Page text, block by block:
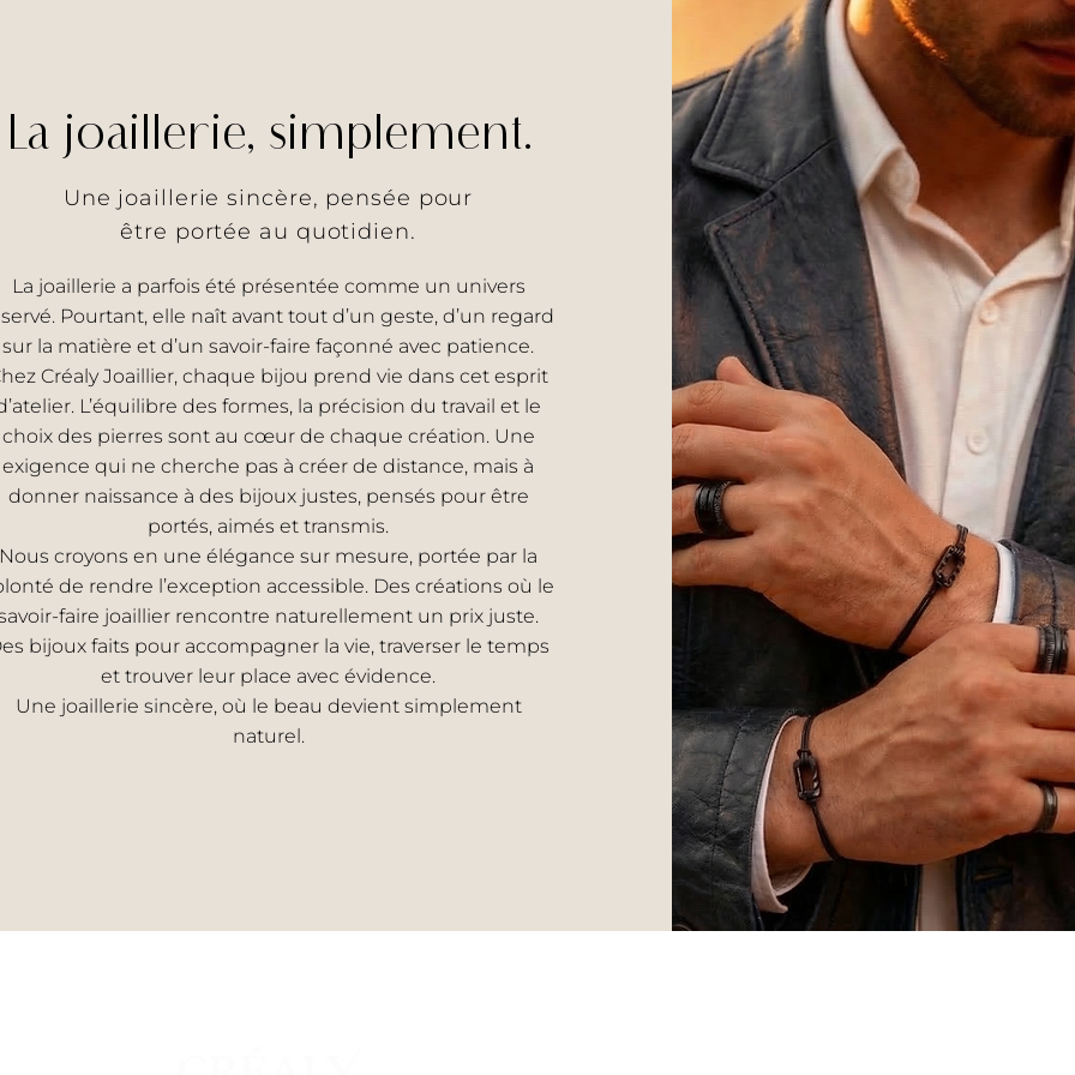
La joaillerie, simplement.
Une joaillerie sincère, pensée pour
être portée au quotidien.
La joaillerie a parfois été présentée comme un univers
Pourtant, elle naît avant tout d’un geste, d’un regard
sur la matière et d’un savoir-faire façonné avec patience.
Créaly Joaillier, chaque bijou prend vie dans cet esprit
L’équilibre des formes, la précision du travail et le
choix des pierres sont au cœur de chaque création. Une
exigence qui ne cherche pas à créer de distance, mais à
donner naissance à des bijoux justes, pensés pour être
portés, aimés et transmis.
Nous croyons en une élégance sur mesure, portée par la
de rendre l’exception accessible. Des créations où le
faire joaillier rencontre naturellement un prix juste.
bijoux faits pour accompagner la vie, traverser le temps
et trouver leur place avec évidence.
Une joaillerie sincère, où le beau devient simplement
naturel.